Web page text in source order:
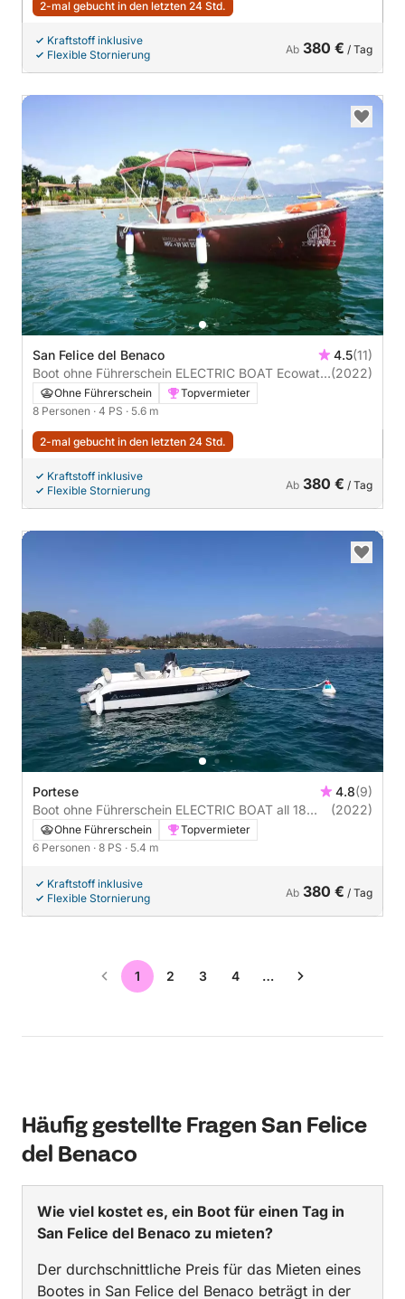
2-mal gebucht in den letzten 24 Std.
Kraftstoff inklusive
Flexible Stornierung
Ab 380 € / Tag
San Felice del Benaco 4.5(11)
Boot ohne Führerschein ELECTRIC BOAT Ecowatt
8 posti 4PS
(2022)
Ohne Führerschein
Topvermieter
8 Personen · 4 PS · 5.6 m
2-mal gebucht in den letzten 24 Std.
Kraftstoff inklusive
Flexible Stornierung
Ab 380 € / Tag
Portese 4.8(9)
Boot ohne Führerschein ELECTRIC BOAT all 18
open 8PS
(2022)
Ohne Führerschein
Topvermieter
6 Personen · 8 PS · 5.4 m
Kraftstoff inklusive
Flexible Stornierung
Ab 380 € / Tag
1 2 3 4 …
Häufig gestellte Fragen San Felice
del Benaco
Wie viel kostet es, ein Boot für einen Tag in
San Felice del Benaco zu mieten?
Der durchschnittliche Preis für das Mieten eines
Bootes in San Felice del Benaco beträgt in der